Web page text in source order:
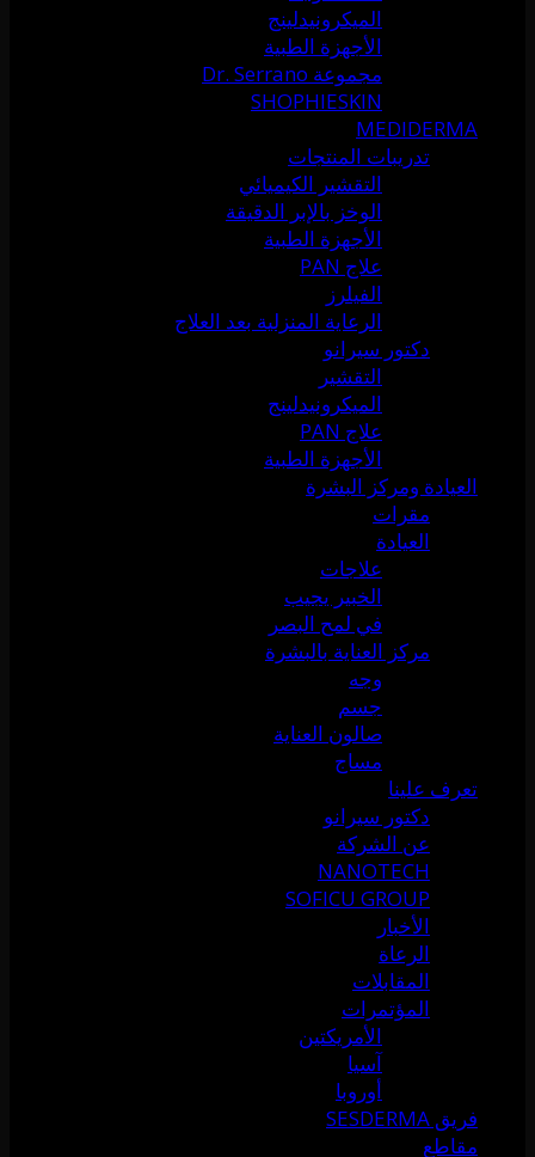
الميكرونيدلينج
الأجهزة الطبية
مجموعة Dr. Serrano
SHOPHIESKIN
MEDIDERMA
تدريبات المنتجات
التقشير الكيميائي
الوخز بالإبر الدقيقة
الأجهزة الطبية
علاج PAN
الفيلرز
الرعاية المنزلية بعد العلاج
دكتور سيرانو
التقشير
الميكرونيدلينج
علاج PAN
الأجهزة الطبية
العيادة ومركز البشرة
مقرات
العيادة
علاجات
الخبير يجيب
في لمح البصر
مركز العناية بالبشرة
وجه
جسم
صالون العناية
مساج
تعرف علينا
دكتور سيرانو
عن الشركة
NANOTECH
SOFICU GROUP
الأخبار
الرعاة
المقابلات
المؤتمرات
الأمريكتين
آسيا
أوروبا
فريق SESDERMA
مقاطع